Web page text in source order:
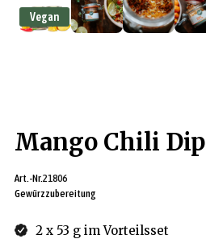
Vegan
Mango Chili Dip
Art.-Nr.21806
Gewürzzubereitung
2 x 53 g im Vorteilsset